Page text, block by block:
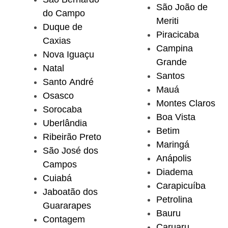
do Campo
Duque de
Caxias
Nova Iguaçu
Natal
Santo André
Osasco
Sorocaba
Uberlândia
Ribeirão Preto
São José dos
Campos
Cuiabá
Jaboatão dos
Guararapes
Contagem
São João de
Meriti
Piracicaba
Campina
Grande
Santos
Mauá
Montes Claros
Boa Vista
Betim
Maringá
Anápolis
Diadema
Carapicuíba
Petrolina
Bauru